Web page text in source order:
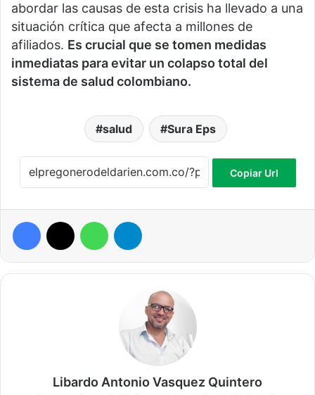
abordar las causas de esta crisis ha llevado a una
situación crítica que afecta a millones de
afiliados. Es crucial que se tomen medidas
inmediatas para evitar un colapso total del
sistema de salud colombiano.
salud Sura Eps
Copiar Url
Facebook WhatsApp
Libardo Antonio Vasquez Quintero